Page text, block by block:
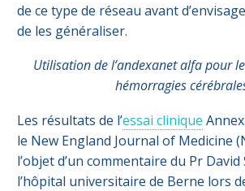
de ce type de réseau avant
de les généraliser.
Utilisation de l’andexanet alfa pour
hémorragies
Les résultats de l’essai clinique
le New England Journal of Medicine
l’objet d’un commentaire du Pr David
l’hôpital universitaire de Berne lors